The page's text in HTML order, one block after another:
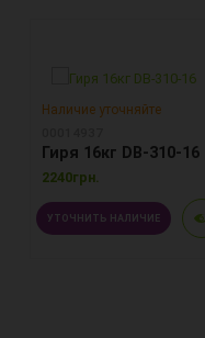
Наличие уточняйте
Гиря 16кг DB-310-16
2240грн.
УТОЧНИТЬ НАЛИЧИЕ